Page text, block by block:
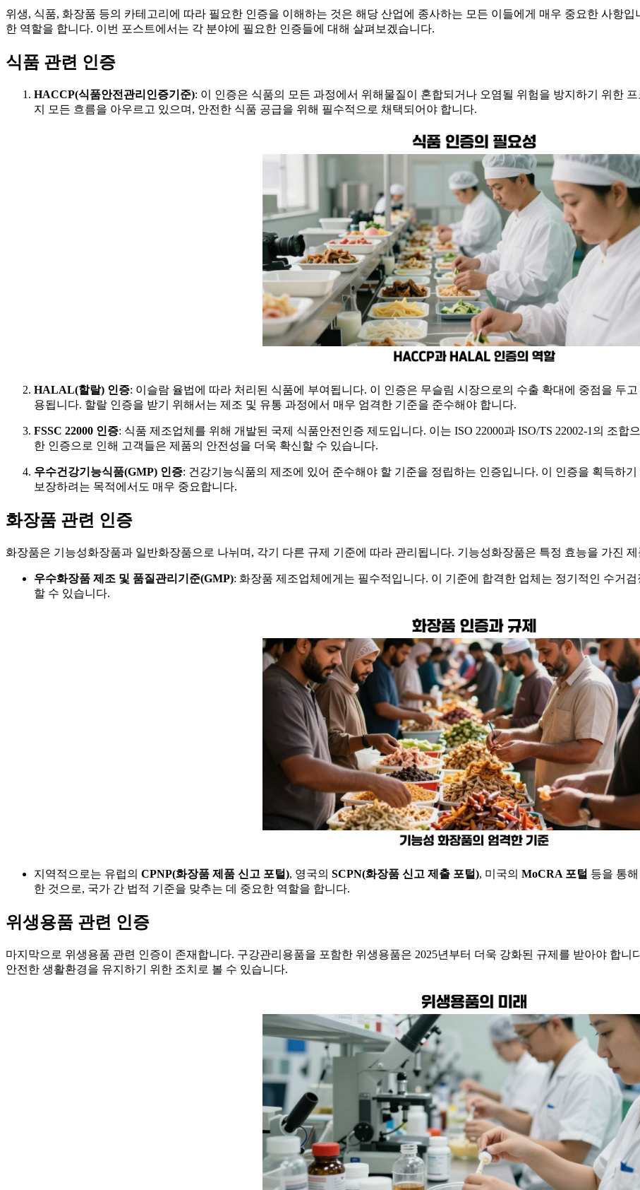
위생, 식품, 화장품 등의 카테고리에 따라 필요한 인증을 이해하는 것은 해당 산업에 종사하는 모든 이들에게 매우 중요한 사항입
한 역할을 합니다. 이번 포스트에서는 각 분야에 필요한 인증들에 대해 살펴보겠습니다.
식품 관련 인증
HACCP(식품안전관리인증기준): 이 인증은 식품의 모든 과정에서 위해물질이 혼합되거나 오염될 위험을 방지하기 위한
지 모든 흐름을 아우르고 있으며, 안전한 식품 공급을 위해 필수적으로 채택되어야 합니다.
HALAL(할랄) 인증: 이슬람 율법에 따라 처리된 식품에 부여됩니다. 이 인증은 무슬림 시장으로의 수출 확대에 중점을 두
용됩니다. 할랄 인증을 받기 위해서는 제조 및 유통 과정에서 매우 엄격한 기준을 준수해야 합니다.
FSSC 22000 인증: 식품 제조업체를 위해 개발된 국제 식품안전인증 제도입니다. 이는 ISO 22000과 ISO/TS 22002-1의 조
한 인증으로 인해 고객들은 제품의 안전성을 더욱 확신할 수 있습니다.
우수건강기능식품(GMP) 인증: 건강기능식품의 제조에 있어 준수해야 할 기준을 정립하는 인증입니다. 이 인증을 획득하
보장하려는 목적에서도 매우 중요합니다.
화장품 관련 인증
화장품은 기능성화장품과 일반화장품으로 나뉘며, 각기 다른 규제 기준에 따라 관리됩니다. 기능성화장품은 특정 효능을 가진
우수화장품 제조 및 품질관리기준(GMP): 화장품 제조업체에게는 필수적입니다. 이 기준에 합격한 업체는 정기적인 수거
할 수 있습니다.
지역적으로는 유럽의 CPNP(화장품 제품 신고 포털), 영국의 SCPN(화장품 신고 제출 포털), 미국의 MoCRA 포털 등을 통
한 것으로, 국가 간 법적 기준을 맞추는 데 중요한 역할을 합니다.
위생용품 관련 인증
마지막으로 위생용품 관련 인증이 존재합니다. 구강관리용품을 포함한 위생용품은 2025년부터 더욱 강화된 규제를 받아야 합
안전한 생활환경을 유지하기 위한 조치로 볼 수 있습니다.